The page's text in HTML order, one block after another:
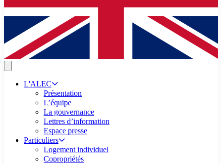
L'ALEC
Présentation
L’équipe
La gouvernance
Lettres d’information
Espace presse
Particuliers
Logement individuel
Copropriétés